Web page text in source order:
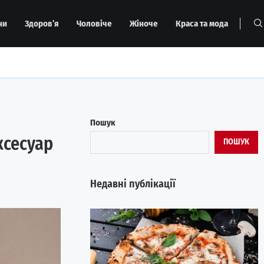
Здоров’я Чоловіче Жіноче Краса та мода
Пошук
ПОШУК
Недавні публікації